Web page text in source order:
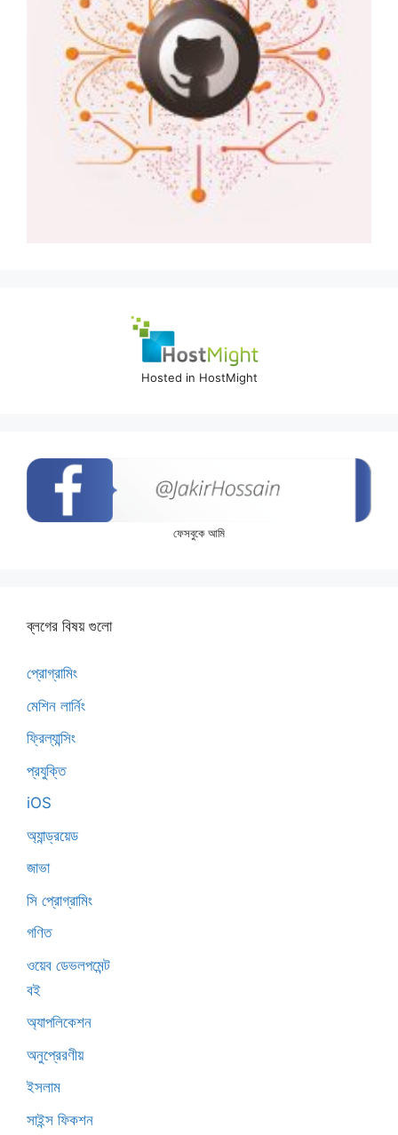
Hosted in HostMight
ফেসবুকে আমি
ব্লগের বিষয় গুলো
প্রোগ্রামিং
মেশিন লার্নিং
ফ্রিল্যান্সিং
প্রযুক্তি
iOS
অ্যান্ড্রয়েড
জাভা
সি প্রোগ্রামিং
গণিত
ওয়েব ডেভলপমেন্ট
বই
অ্যাপলিকেশন
অনুপ্রেরণীয়
ইসলাম
সাইন্স ফিকশন